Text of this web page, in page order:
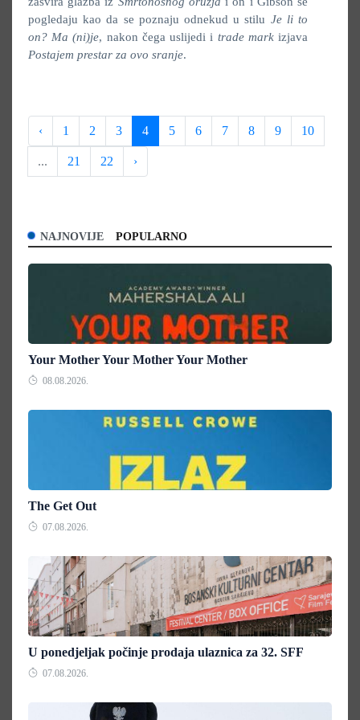
pogledaju kao da se poznaju odnekud u stilu Je li to
on? Ma (ni)je, nakon čega uslijedi i trade markizjava
Postajem prestar za ovo sranje.
‹ 1 2 3 4 5 6 7 8 9 10
... 21 22 ›
NAJNOVIJE POPULARNO
Your Mother Your Mother Your Mother
08.08.2026.
The Get Out
07.08.2026.
U ponedjeljak počinje prodaja ulaznica za 32. SFF
07.08.2026.